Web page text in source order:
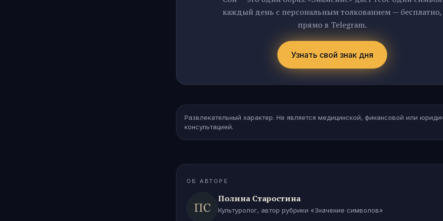
каждый день с персональным толкованием — бесплатно,
прямо в Telegram.
Узнать свой знак дня
Развлекательный характер. Не является медицинской, финансовой или
консультацией.
ОБ АВТОРЕ
Полина Старостина
Культуролог, автор рубрики «Значение символов»